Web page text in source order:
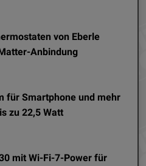
von Eberle
Anbindung
für Smartphone und mehr
zu 22,5 Watt
mit Wi-Fi-7-Power für